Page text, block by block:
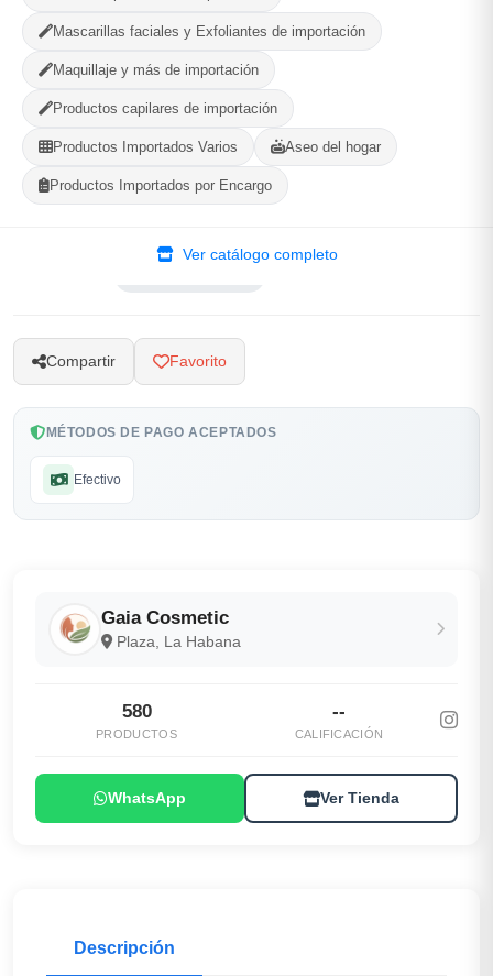
Mascarillas faciales y Exfoliantes de importación
Maquillaje y más de importación
Productos capilares de importación
Productos Importados Varios Aseo del hogar
Productos Importados por Encargo
Ver catálogo completo
MUNICIPIO
- +
Compartir Favorito
MÉTODOS DE PAGO ACEPTADOS
Efectivo
Gaia Cosmetic
Plaza, La Habana
580
PRODUCTOS
--
CALIFICACIÓN
WhatsApp Ver Tienda
Descripción